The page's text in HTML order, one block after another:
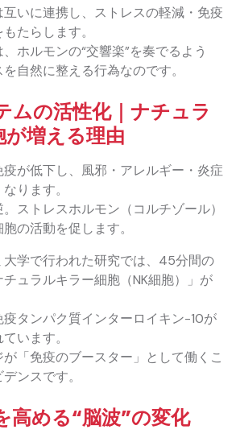
いに連携し、ストレスの軽減・免疫
たらします。
ホルモンの“交響楽”を奏でるよう
自然に整える行為なのです。
ムの活性化｜ナチュラ
増える理由
が低下し、風邪・アレルギー・炎症
ります。
ストレスホルモン（コルチゾール）
の活動を促します。
学で行われた研究では、45分間の
ュラルキラー細胞（NK細胞）」が
タンパク質インターロイキン-10が
います。
「免疫のブースター」として働くこ
ンスです。
高める“脳波”の変化